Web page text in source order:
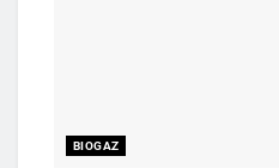
BIOGAZ